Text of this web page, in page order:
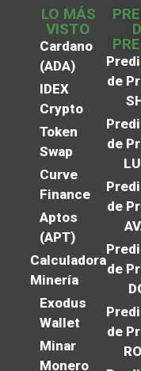
LO MÁS
VISTO
Cardano
(ADA)
IDEX
Crypto
Token
Swap
Curve
Finance
Aptos
(APT)
Calculadora
Minería
Exodus
Wallet
Minar
Monero
de
de
de
de
de